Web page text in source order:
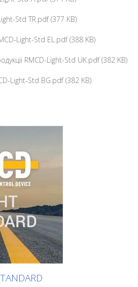
Std TR.pdf (377 KB)
Light-Std EL.pdf (388 KB)
RMCD-Light-Std UK.pdf (382 KB)
Light-Std BG.pdf (382 KB)